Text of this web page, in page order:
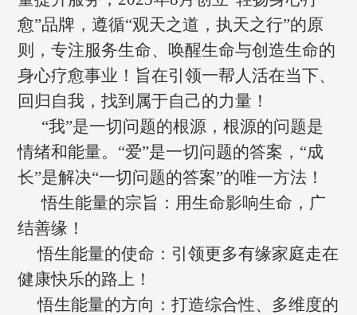
愈”品牌，遵循“观天之道，执天之行”的原
则，专注服务生命、唤醒生命与创造生命的
身心疗愈事业！旨在引领一帮人活在当下、
回归自我，找到属于自己的力量！
“我”是一切问题的根源，根源的问题是
情绪和能量。“爱”是一切问题的答案，“成
长”是解决“一切问题的答案”的唯一方法！
悟生能量的宗旨：用生命影响生命，广
结善缘！
悟生能量的使命：引领更多有缘家庭走在
健康快乐的路上！
悟生能量的方向：打造综合性、多维度的